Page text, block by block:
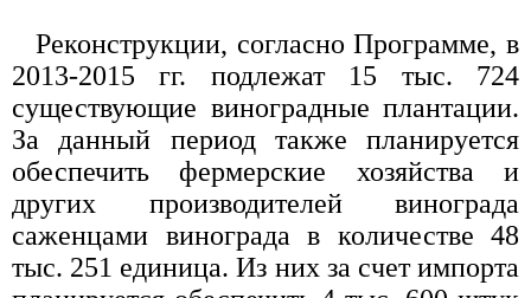
Реконструкции, согласно Программе, в
2013-2015 гг. подлежат 15 тыс. 724
существующие виноградные плантации.
За данный период также планируется
обеспечить фермерские хозяйства и
других производителей винограда
саженцами винограда в количестве 48
тыс. 251 единица. Из них за счет импорта